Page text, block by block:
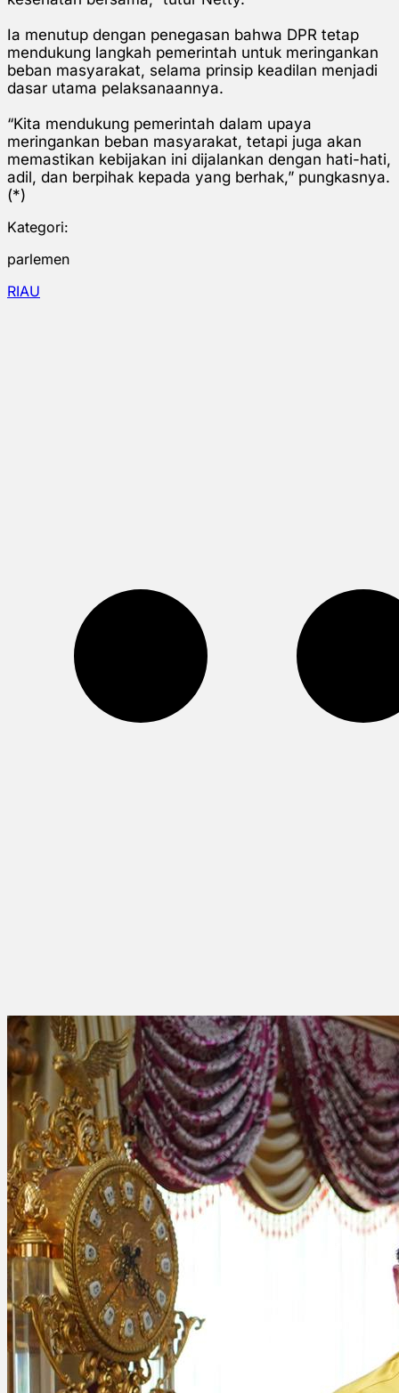
Ia menutup dengan penegasan bahwa DPR tetap
mendukung langkah pemerintah untuk meringankan
beban masyarakat, selama prinsip keadilan menjadi
dasar utama pelaksanaannya.
“Kita mendukung pemerintah dalam upaya
meringankan beban masyarakat, tetapi juga akan
memastikan kebijakan ini dijalankan dengan hati-hati,
adil, dan berpihak kepada yang berhak,” pungkasnya.
(*)
Kategori:
parlemen
RIAU